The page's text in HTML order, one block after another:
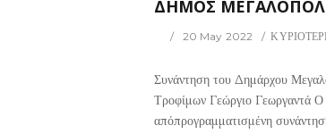
ΔΗΜΟΣ
20 May 2022
Συνάντηση του Δημάρχου
Τροφίμων Γεώργιο Γεωργαντά
απόπρογραμματισμένη